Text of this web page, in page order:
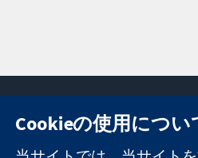
11-13
Cookieの使用につい